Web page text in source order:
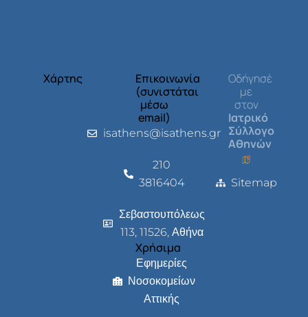
Χάρτης
Επικοινωνία
(συνιστάται
μέσω
email)
isathens@isathens.gr
210
3816404
Σεβαστουπόλεως
113, 11526, Αθήνα
Χρήσιμα
Εφημερίες
Νοσοκομείων
Αττικής
Οδήγησέ
με
στον
Ιατρικό
Σύλλογο
Αθηνών
Sitemap